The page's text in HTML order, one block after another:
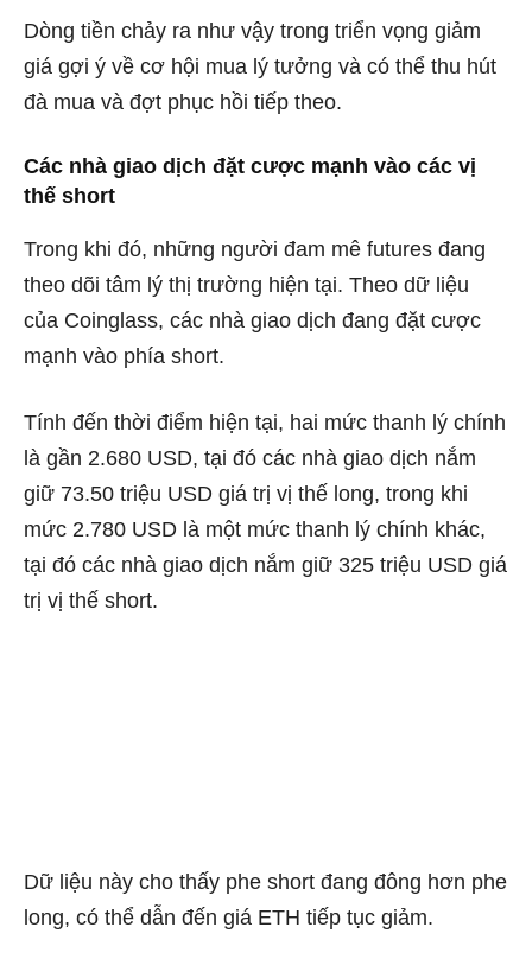
Dòng tiền chảy ra như vậy trong triển vọng giảm
giá gợi ý về cơ hội mua lý tưởng và có thể thu hút
đà mua và đợt phục hồi tiếp theo.
Các nhà giao dịch đặt cược mạnh vào các vị
thế short
Trong khi đó, những người đam mê futures đang
theo dõi tâm lý thị trường hiện tại. Theo dữ liệu
của Coinglass, các nhà giao dịch đang đặt cược
mạnh vào phía short.
Tính đến thời điểm hiện tại, hai mức thanh lý chính
là gần 2.680 USD, tại đó các nhà giao dịch nắm
giữ 73.50 triệu USD giá trị vị thế long, trong khi
mức 2.780 USD là một mức thanh lý chính khác,
tại đó các nhà giao dịch nắm giữ 325 triệu USD giá
trị vị thế short.
Dữ liệu này cho thấy phe short đang đông hơn phe
long, có thể dẫn đến giá ETH tiếp tục giảm.